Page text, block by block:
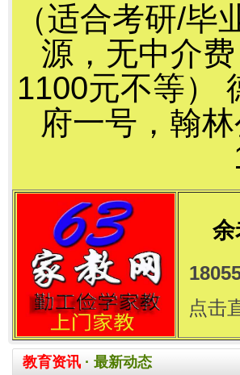
（适合考研/
源，无中介
1100元不等）
府一号，翰
余
点击
教育资讯 · 最新动态